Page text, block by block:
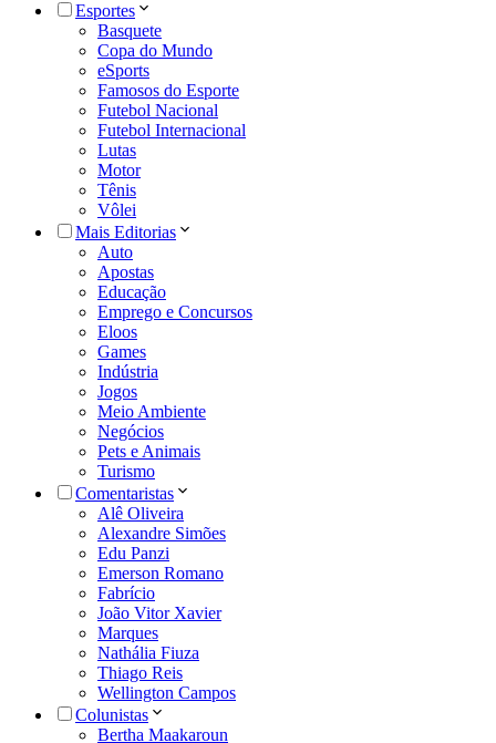
Esportes
Basquete
Copa do Mundo
eSports
Famosos do Esporte
Futebol Nacional
Futebol Internacional
Lutas
Motor
Tênis
Vôlei
Mais Editorias
Auto
Apostas
Educação
Emprego e Concursos
Eloos
Games
Indústria
Jogos
Meio Ambiente
Negócios
Pets e Animais
Turismo
Comentaristas
Alê Oliveira
Alexandre Simões
Edu Panzi
Emerson Romano
Fabrício
João Vitor Xavier
Marques
Nathália Fiuza
Thiago Reis
Wellington Campos
Colunistas
Bertha Maakaroun